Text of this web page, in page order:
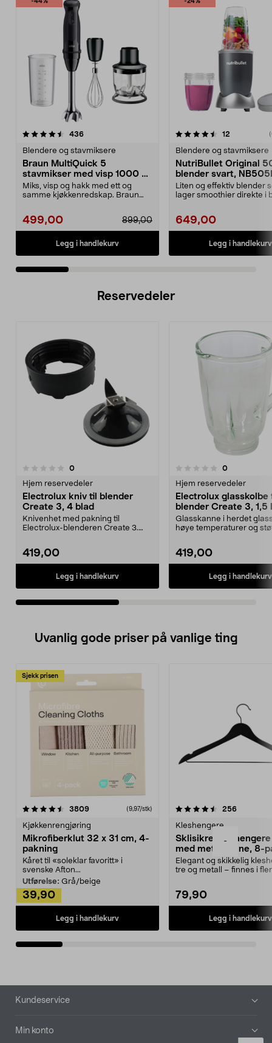
-
-44%
436anmeldelser
Blendere og stavmiksere
Braun MultiQuick 5
stavmikser med visp 1000 W,
MQ50202M
Miks, visp og hakk med ett og
samme kjøkkenredskap. Braun
499,00 899,00
Legg i handlekurv
-24%
4.5 av 5 stjerner 12 anmeldelser
Blendere og stavmiksere
NutriBullet Original
blender svart,
Liten og effektiv blender
lager smoothier direkte i
649,00
Legg i handlekurv
4.5 av 5 stjerner
Reservedeler
0anmeldelser
Hjem reservedeler
Electrolux kniv til blender
Create 3, 4 blad
Knivenhet med pakning til
Electrolux-blenderen Create 3.
419,00
Legg i handlekurv
0.0 av 5 stjerner 0anmeldelser
Hjem reservedeler
Electrolux glasskolbe
blender Create 3, 1,5 l
Glasskanne i herdet
høye temperaturer og
419,00
Legg i handlekurv
0.0 av 5 stjerner
Uvanlig gode priser på vanlige ting
Sjekk prisen
3809anmeldelser(9,97/stk)
Kjøkkenrengjøring
Mikrofiberklut 32 x 31 cm, 4-
pakning
Kåret til «soleklar favoritt» i
svenske Afton...
Utførelse: Grå/beige
39,90
Legg i handlekurv
4.5av 5 stjerner 256
Kleshengere
Sklisikre
med metallpinne, 8-
Elegant og skikkelig
tre og metall – finnes i
79,90
Legg i handlekurv
4.5av 5 stjerner
Bunntekst
Kundeservice
Min konto